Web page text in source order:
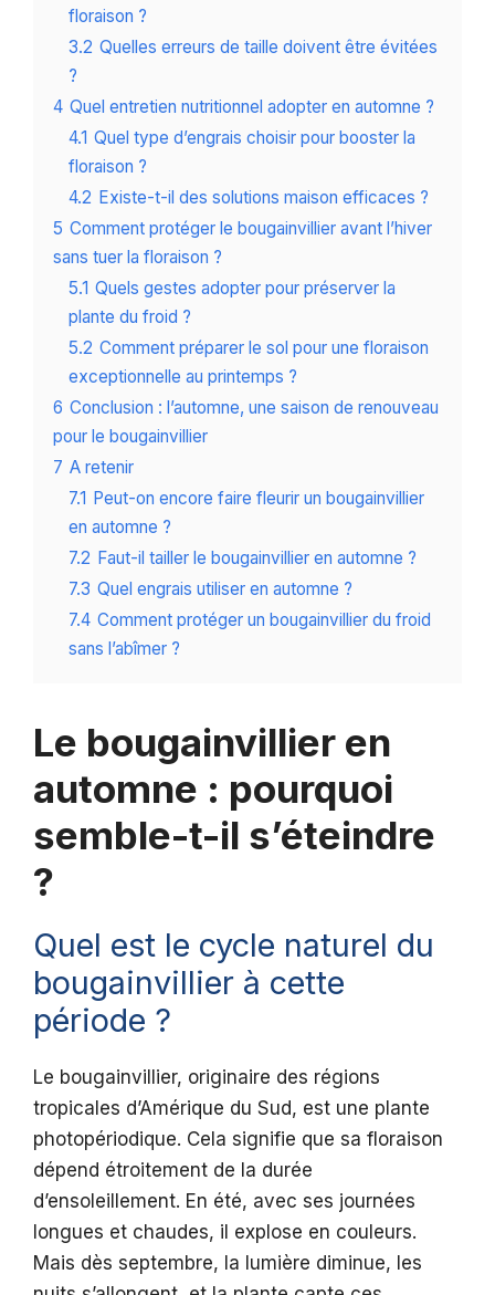
floraison ?
3.2 Quelles erreurs de taille doivent être évitées
?
4 Quel entretien nutritionnel adopter en automne ?
4.1 Quel type d’engrais choisir pour booster la
floraison ?
4.2 Existe-t-il des solutions maison efficaces ?
5 Comment protéger le bougainvillier avant l’hiver
sans tuer la floraison ?
5.1 Quels gestes adopter pour préserver la
plante du froid ?
5.2 Comment préparer le sol pour une floraison
exceptionnelle au printemps ?
6 Conclusion : l’automne, une saison de renouveau
pour le bougainvillier
7 A retenir
7.1 Peut-on encore faire fleurir un bougainvillier
en automne ?
7.2 Faut-il tailler le bougainvillier en automne ?
7.3 Quel engrais utiliser en automne ?
7.4 Comment protéger un bougainvillier du froid
sans l’abîmer ?
Le bougainvillier en
automne : pourquoi
semble-t-il s’éteindre
?
Quel est le cycle naturel du
bougainvillier à cette
période ?
Le bougainvillier, originaire des régions
tropicales d’Amérique du Sud, est une plante
photopériodique. Cela signifie que sa floraison
dépend étroitement de la durée
d’ensoleillement. En été, avec ses journées
longues et chaudes, il explose en couleurs.
Mais dès septembre, la lumière diminue, les